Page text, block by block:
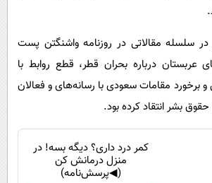
سلسله مقالاتی در روزنامه واشنگتن پست
عربستان درباره بحران قطر، قطع روابط با
و برخورد مقامات سعودی با رسانه‌های و فعالان
بشر انتقاد کرده بود.
کمر درد داری؟ دیگه بسه! در
منزل درمانش کن
(◀پرسش‌نامه)